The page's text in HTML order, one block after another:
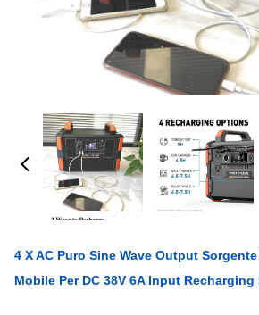
4 X AC Puro Sine Wave Output
Mobile Per DC 38V 6A Input Recharging